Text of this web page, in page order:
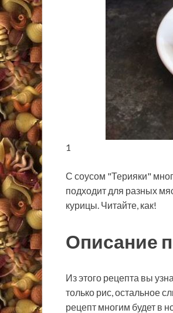
1
С соусом "Терияки"
подходит для разных
курицы. Читайте, как!
Описание
Из этого рецепта вы
только рис, остальное
рецепт многим будет в